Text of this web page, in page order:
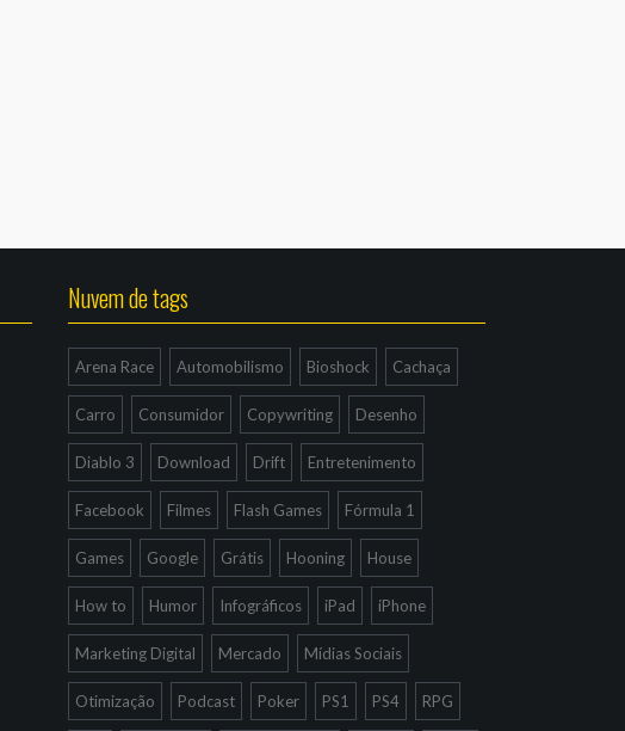
Nuvem de tags
Arena Race Automobilismo Bioshock Cachaça
Carro Consumidor Copywriting Desenho
Diablo 3 Download Drift Entretenimento
Facebook Filmes Flash Games Fórmula 1
Games Google Grátis Hooning House
How to Humor Infográficos iPad iPhone
Marketing Digital Mercado Mídias Sociais
Otimização Podcast Poker PS1 PS4 RPG